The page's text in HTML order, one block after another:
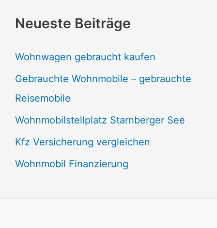
Neueste Beiträge
Wohnwagen gebraucht kaufen
Gebrauchte Wohnmobile – gebrauchte
Reisemobile
Wohnmobilstellplatz Starnberger See
Kfz Versicherung vergleichen
Wohnmobil Finanzierung